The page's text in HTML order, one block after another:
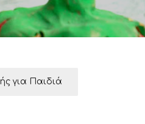
για Παιδιά